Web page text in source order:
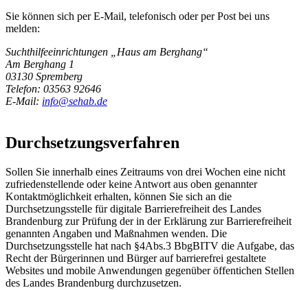
Sie können sich per E-Mail, telefonisch oder per Post bei uns
melden:
Suchthilfeeinrichtungen „Haus am Berghang“
Am Berghang 1
03130 Spremberg
Telefon: 03563 92646
E-Mail: info@sehab.de
Durchsetzungsverfahren
Sollen Sie innerhalb eines Zeitraums von drei Wochen eine nicht
zufriedenstellende oder keine Antwort aus oben genannter
Kontaktmöglichkeit erhalten, können Sie sich an die
Durchsetzungsstelle für digitale Barrierefreiheit des Landes
Brandenburg zur Prüfung der in der Erklärung zur Barrierefreiheit
genannten Angaben und Maßnahmen wenden. Die
Durchsetzungsstelle hat nach §4Abs.3 BbgBITV die Aufgabe, das
Recht der Bürgerinnen und Bürger auf barrierefrei gestaltete
Websites und mobile Anwendungen gegenüber öffentichen Stellen
des Landes Brandenburg durchzusetzen.